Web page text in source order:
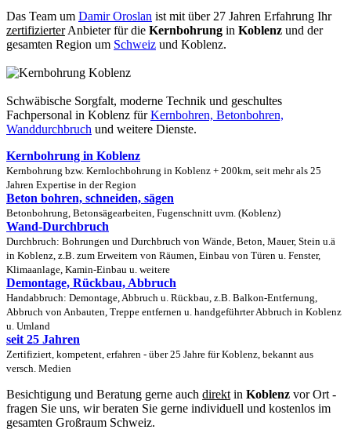
Das Team um Damir Oroslan ist mit über 27 Jahren Erfahrung Ihr
zertifizierterAnbieter für die Kernbohrung in Koblenz und der
gesamten Region um Schweiz und Koblenz.
Schwäbische Sorgfalt, moderne Technik und geschultes
Fachpersonal in Koblenz fürKernbohren, Betonbohren,
Wanddurchbruch und weitere Dienste.
Kernbohrung in Koblenz
Kernbohrung bzw. Kernlochbohrung in Koblenz + 200km, seit mehr als 25
Jahren Expertise in der Region
Beton bohren, schneiden, sägen
Betonbohrung, Betonsägearbeiten, Fugenschnitt uvm. (Koblenz)
Wand-Durchbruch
Durchbruch: Bohrungen und Durchbruch von Wände, Beton, Mauer, Stein u.ä
in Koblenz, z.B. zum Erweitern von Räumen, Einbau von Türen u. Fenster,
Klimaanlage, Kamin-Einbau u. weitere
Demontage, Rückbau, Abbruch
Handabbruch: Demontage, Abbruch u. Rückbau, z.B. Balkon-Entfernung,
Abbruch von Anbauten, Treppe entfernen u. handgeführter Abbruch in Koblenz
u. Umland
seit 25 Jahren
Zertifiziert, kompetent, erfahren - über 25 Jahre für Koblenz, bekannt aus
versch. Medien
Besichtigung und Beratung gerne auch direkt in Koblenz vor Ort -
fragen Sie uns, wir beraten Sie gerne individuell und kostenlos im
gesamten Großraum Schweiz.